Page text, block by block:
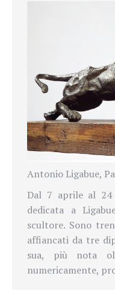
Antonio Ligabue,
Dal 7 aprile al 24
dedicata a
scultore. Sono
affiancati da tre
sua, più nota
numericamente,